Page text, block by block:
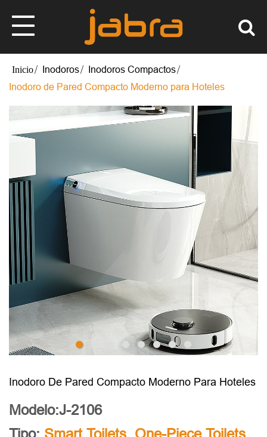
Inodoros
Inodoros Compactos
Inodoro de Pared Compacto Moderno para Hoteles
Inodoro De Pared Compacto Moderno Para Hoteles
Modelo:J-2106